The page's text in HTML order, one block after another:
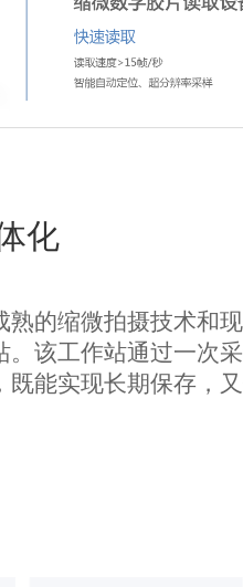
化
熟的缩微拍摄技术和
。该工作站通过一次
能实现长期保存，又